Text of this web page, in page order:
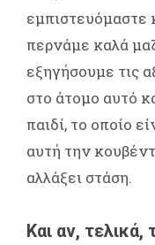
εμπιστευόμαστε
περνάμε καλά
εξηγήσουμε τις
στο άτομο αυτό
παιδί, το οποίο
αυτή την
αλλάξει στάση.
Και αν, τελικά,